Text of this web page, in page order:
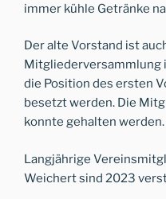
immer kühle Getränke
Der alte Vorstand ist
Mitgliederversammlung
die Position des ersten
besetzt werden. Die
konnte gehalten werden.
Langjährige
Weichert sind 2023